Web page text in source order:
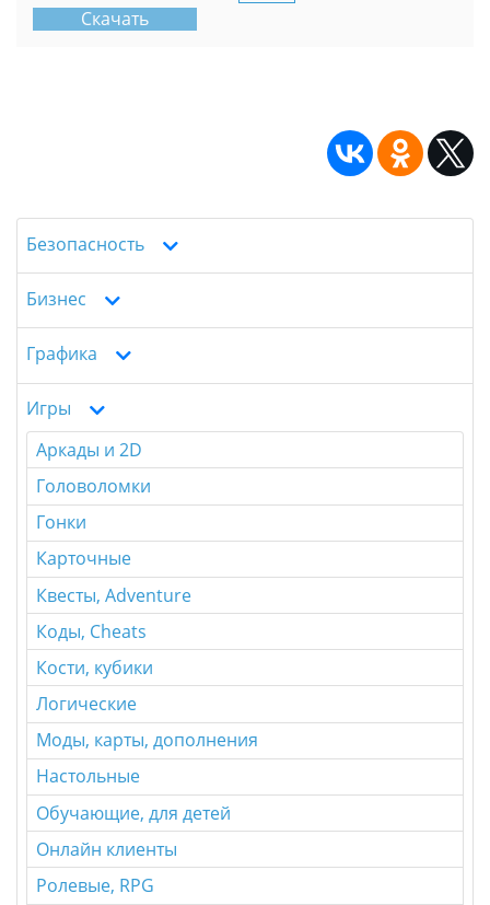
Скачать
Безопасность
Бизнес
Графика
Игры
Аркады и 2D
Головоломки
Гонки
Карточные
Квесты, Adventure
Коды, Cheats
Кости, кубики
Логические
Моды, карты, дополнения
Настольные
Обучающие, для детей
Онлайн клиенты
Ролевые, RPG